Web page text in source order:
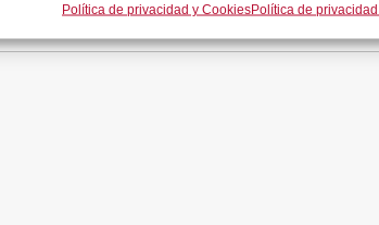
Política de privacidad y CookiesPolítica de